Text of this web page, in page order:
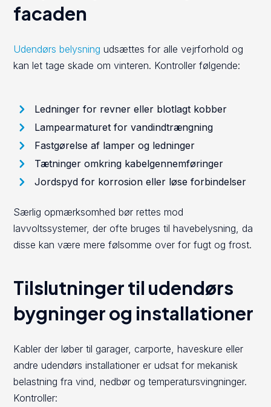
facaden
Udendørs belysning udsættes for alle vejrforhold og
kan let tage skade om vinteren. Kontroller følgende:
Ledninger for revner eller blotlagt kobber
Lampearmaturet for vandindtrængning
Fastgørelse af lamper og ledninger
Tætninger omkring kabelgennemføringer
Jordspyd for korrosion eller løse forbindelser
Særlig opmærksomhed bør rettes mod
lavvoltssystemer, der ofte bruges til havebelysning, da
disse kan være mere følsomme over for fugt og frost.
Tilslutninger til udendørs
bygninger og installationer
Kabler der løber til garager, carporte, haveskure eller
andre udendørs installationer er udsat for mekanisk
belastning fra vind, nedbør og temperatursvingninger.
Kontroller: